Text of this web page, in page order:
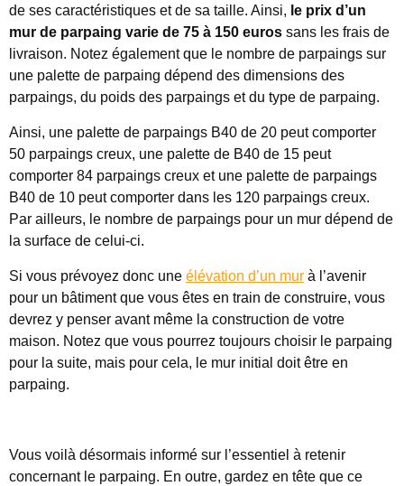
de ses caractéristiques et de sa taille. Ainsi, le prix d’un
mur de parpaing varie de 75 à 150 euros sans les frais de
livraison. Notez également que le nombre de parpaings sur
une palette de parpaing dépend des dimensions des
parpaings, du poids des parpaings et du type de parpaing.
Ainsi, une palette de parpaings B40 de 20 peut comporter
50 parpaings creux, une palette de B40 de 15 peut
comporter 84 parpaings creux et une palette de parpaings
B40 de 10 peut comporter dans les 120 parpaings creux.
Par ailleurs, le nombre de parpaings pour un mur dépend de
la surface de celui-ci.
Si vous prévoyez donc une élévation d’un mur à l’avenir
pour un bâtiment que vous êtes en train de construire, vous
devrez y penser avant même la construction de votre
maison. Notez que vous pourrez toujours choisir le parpaing
pour la suite, mais pour cela, le mur initial doit être en
parpaing.
Vous voilà désormais informé sur l’essentiel à retenir
concernant le parpaing. En outre, gardez en tête que ce